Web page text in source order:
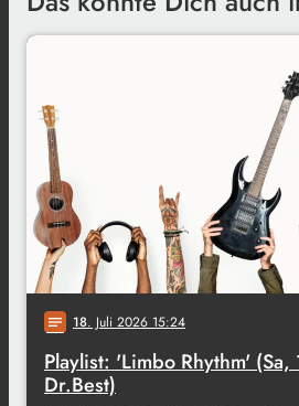
notes 18. Juli 2026 15:24
Playlist: 'Limbo Rhythm'
Dr.Best)